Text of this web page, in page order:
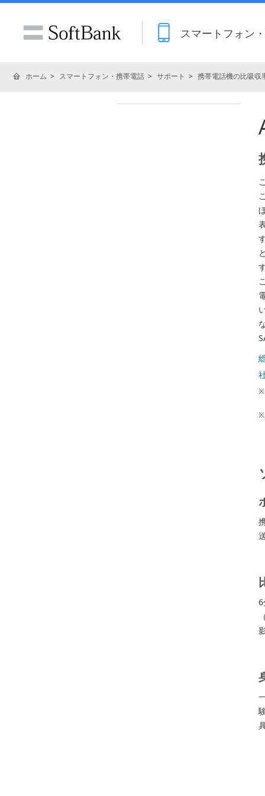
スマートフォン
ホーム スマートフォン・携帯電話 サポート 携帯電話機の比吸収
6